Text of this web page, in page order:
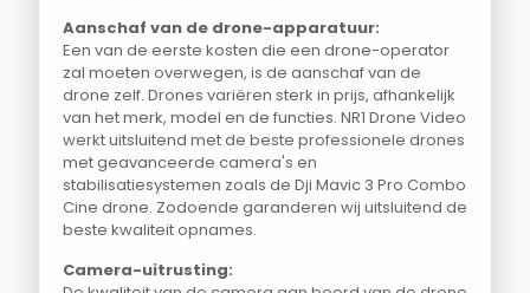
Aanschaf van de drone-apparatuur:
Een van de eerste kosten die een drone-operator
zal moeten overwegen, is de aanschaf van de
drone zelf. Drones variëren sterk in prijs, afhankelijk
van het merk, model en de functies. NR1 Drone Video
werkt uitsluitend met de beste professionele drones
met geavanceerde camera's en
stabilisatiesystemen zoals de Dji Mavic 3 Pro Combo
Cine drone. Zodoende garanderen wij uitsluitend de
beste kwaliteit opnames.
Camera-uitrusting: